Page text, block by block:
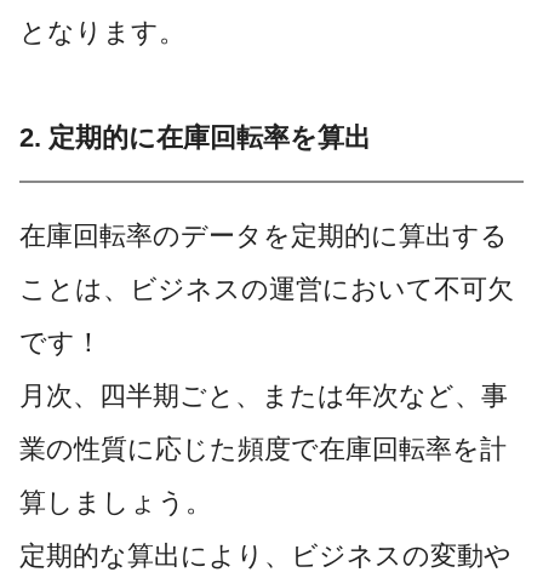
となります。
2. 定期的に在庫回転率を算出
在庫回転率のデータを定期的に算出する
ことは、ビジネスの運営において不可欠
です！
月次、四半期ごと、または年次など、事
業の性質に応じた頻度で在庫回転率を計
算しましょう。
定期的な算出により、ビジネスの変動や